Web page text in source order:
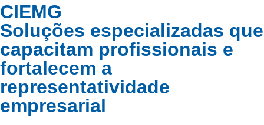
CIEMG
Soluções especializadas que
capacitam profissionais e
fortalecem a
representatividade
empresarial